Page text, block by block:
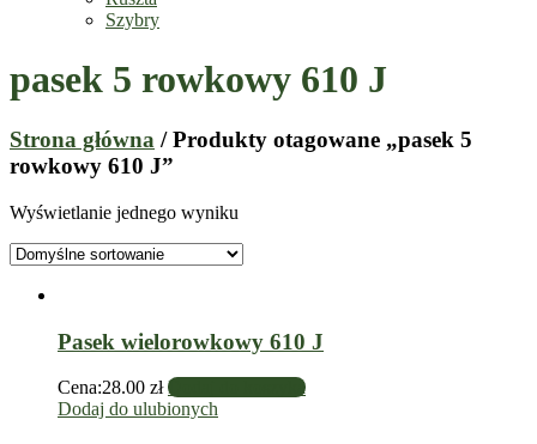
Szybry
pasek 5 rowkowy 610 J
Strona główna / Produkty otagowane „pasek 5
rowkowy 610 J”
Wyświetlanie jednego wyniku
Pasek wielorowkowy 610 J
Cena:28.00 zł Dodaj do koszyka
Dodaj do ulubionych